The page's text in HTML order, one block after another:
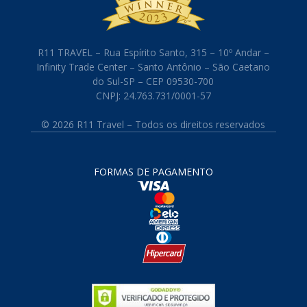
R11 TRAVEL – Rua Espírito Santo, 315 – 10º Andar –
Infinity Trade Center – Santo Antônio – São Caetano
do Sul-SP – CEP 09530-700
CNPJ: 24.763.731/0001-57
© 2026 R11 Travel – Todos os direitos reservados
FORMAS DE PAGAMENTO